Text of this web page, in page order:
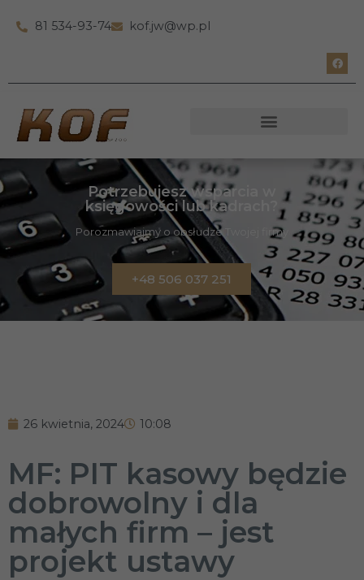
81 534-93-74 kof.jw@wp.pl
Potrzebujesz wsparcia w
księgowości lub kadrach?
Porozmawiajmy o obsłudze Twojej firmy
+48 506 037 251
26 kwietnia, 2024 10:08
MF: PIT kasowy będzie
dobrowolny i dla
małych firm – jest
projekt ustawy